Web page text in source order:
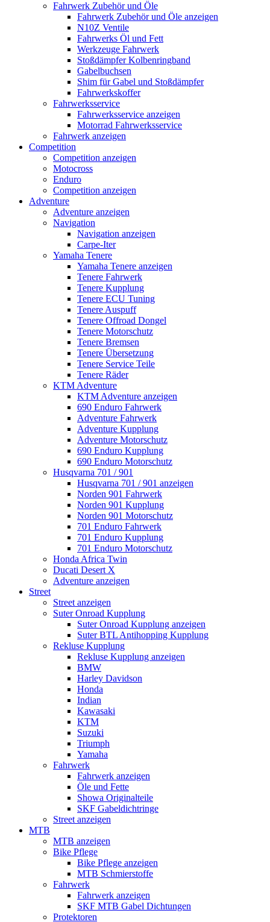
Fahrwerk Zubehör und Öle
Fahrwerk Zubehör und Öle anzeigen
N10Z Ventile
Fahrwerks Öl und Fett
Werkzeuge Fahrwerk
Stoßdämpfer Kolbenringband
Gabelbuchsen
Shim für Gabel und Stoßdämpfer
Fahrwerkskoffer
Fahrwerksservice
Fahrwerksservice anzeigen
Motorrad Fahrwerksservice
Fahrwerk anzeigen
Competition
Competition anzeigen
Motocross
Enduro
Competition anzeigen
Adventure
Adventure anzeigen
Navigation
Navigation anzeigen
Carpe-Iter
Yamaha Tenere
Yamaha Tenere anzeigen
Tenere Fahrwerk
Tenere Kupplung
Tenere ECU Tuning
Tenere Auspuff
Tenere Offroad Dongel
Tenere Motorschutz
Tenere Bremsen
Tenere Übersetzung
Tenere Service Teile
Tenere Räder
KTM Adventure
KTM Adventure anzeigen
690 Enduro Fahrwerk
Adventure Fahrwerk
Adventure Kupplung
Adventure Motorschutz
690 Enduro Kupplung
690 Enduro Motorschutz
Husqvarna 701 / 901
Husqvarna 701 / 901 anzeigen
Norden 901 Fahrwerk
Norden 901 Kupplung
Norden 901 Motorschutz
701 Enduro Fahrwerk
701 Enduro Kupplung
701 Enduro Motorschutz
Honda Africa Twin
Ducati Desert X
Adventure anzeigen
Street
Street anzeigen
Suter Onroad Kupplung
Suter Onroad Kupplung anzeigen
Suter BTL Antihopping Kupplung
Rekluse Kupplung
Rekluse Kupplung anzeigen
BMW
Harley Davidson
Honda
Indian
Kawasaki
KTM
Suzuki
Triumph
Yamaha
Fahrwerk
Fahrwerk anzeigen
Öle und Fette
Showa Originalteile
SKF Gabeldichtringe
Street anzeigen
MTB
MTB anzeigen
Bike Pflege
Bike Pflege anzeigen
MTB Schmierstoffe
Fahrwerk
Fahrwerk anzeigen
SKF MTB Gabel Dichtungen
Protektoren